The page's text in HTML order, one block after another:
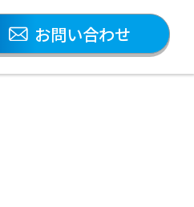
お問い合わせ